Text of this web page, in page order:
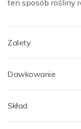
ten sposób rośliny
Zalety
Dawkowanie
Skład